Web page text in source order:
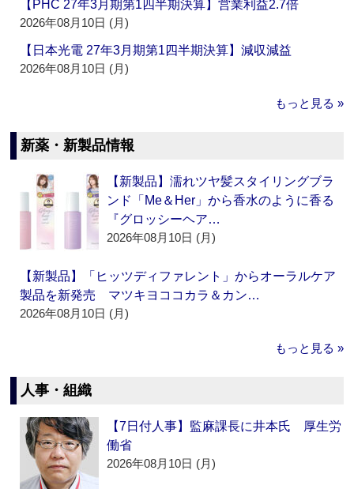
【PHC 27年3月期第1四半期決算】営業利益2.7倍
2026年08月10日 (月)
【日本光電 27年3月期第1四半期決算】減収減益
2026年08月10日 (月)
もっと見る »
新薬・新製品情報
【新製品】濡れツヤ髪スタイリングブラ
ンド「Me＆Her」から香水のように香る
『グロッシーヘア…
2026年08月10日 (月)
【新製品】「ヒッツディファレント」からオーラルケア
製品を新発売 マツキヨココカラ＆カン…
2026年08月10日 (月)
もっと見る »
人事・組織
【7日付人事】監麻課長に井本氏 厚生労
働省
2026年08月10日 (月)